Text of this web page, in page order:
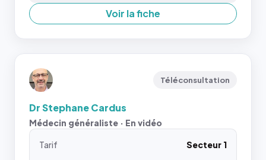
Voir la fiche
Téléconsultation
Dr Stephane Cardus
Médecin généraliste · En vidéo
Tarif
Secteur 1